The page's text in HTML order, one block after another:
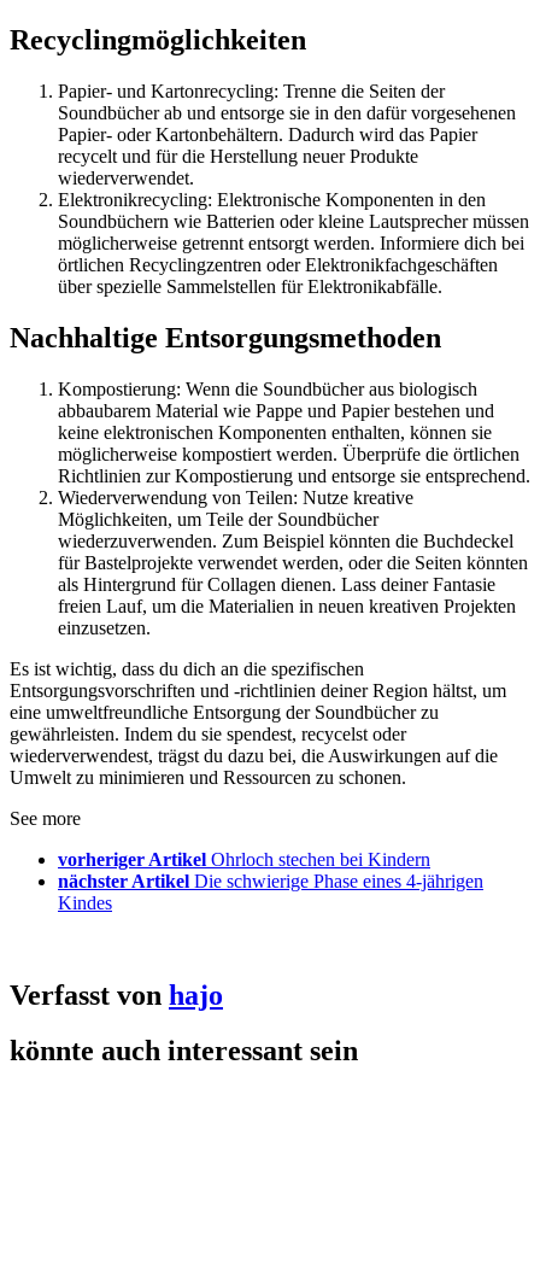
Recyclingmöglichkeiten
Papier- und Kartonrecycling: Trenne die Seiten der
Soundbücher ab und entsorge sie in den dafür vorgesehenen
Papier- oder Kartonbehältern. Dadurch wird das Papier
recycelt und für die Herstellung neuer Produkte
wiederverwendet.
Elektronikrecycling: Elektronische Komponenten in den
Soundbüchern wie Batterien oder kleine Lautsprecher müssen
möglicherweise getrennt entsorgt werden. Informiere dich bei
örtlichen Recyclingzentren oder Elektronikfachgeschäften
über spezielle Sammelstellen für Elektronikabfälle.
Nachhaltige Entsorgungsmethoden
Kompostierung: Wenn die Soundbücher aus biologisch
abbaubarem Material wie Pappe und Papier bestehen und
keine elektronischen Komponenten enthalten, können sie
möglicherweise kompostiert werden. Überprüfe die örtlichen
Richtlinien zur Kompostierung und entsorge sie entsprechend.
Wiederverwendung von Teilen: Nutze kreative
Möglichkeiten, um Teile der Soundbücher
wiederzuverwenden. Zum Beispiel könnten die Buchdeckel
für Bastelprojekte verwendet werden, oder die Seiten könnten
als Hintergrund für Collagen dienen. Lass deiner Fantasie
freien Lauf, um die Materialien in neuen kreativen Projekten
einzusetzen.
Es ist wichtig, dass du dich an die spezifischen
Entsorgungsvorschriften und -richtlinien deiner Region hältst, um
eine umweltfreundliche Entsorgung der Soundbücher zu
gewährleisten. Indem du sie spendest, recycelst oder
wiederverwendest, trägst du dazu bei, die Auswirkungen auf die
Umwelt zu minimieren und Ressourcen zu schonen.
See more
vorheriger Artikel Ohrloch stechen bei Kindern
nächster Artikel Die schwierige Phase eines 4-jährigen
Kindes
Verfasst von hajo
könnte auch interessant sein